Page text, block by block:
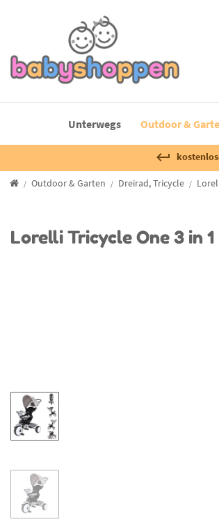
Unterwegs Outdoor &
Outdoor & Garten Dreirad, Tricycle
Lorelli Tricycle One 3 in